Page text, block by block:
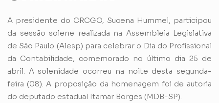
A presidente do CRCGO, Sucena Hummel, participou
da sessão solene realizada na Assembleia Legislativa
de São Paulo (Alesp) para celebrar o Dia do Profissional
da Contabilidade, comemorado no último dia 25 de
abril. A solenidade ocorreu na noite desta segunda-
feira (08). A proposição da homenagem foi de autoria
do deputado estadual Itamar Borges (MDB-SP).